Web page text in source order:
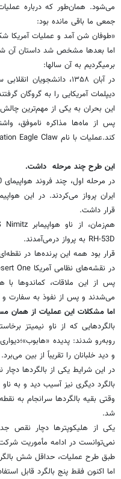
می‌شود. همان‌طور که درباره
جمعی ما باقی مانده بود:
«طوفان شن آمد و عملیات آمریکا
اما بعدها مشخص شد داستان آن
برمیگردیم به آن سالها:
دیپلمات آمریکایی را به گروگان
این بحران به یکی از مهم‌ترین
پس از ماه‌ها مذاکره ناموفق،
کند.عملیات با نام Operation Eagle Claw طراحی شد؛ «پنجه عقاب».
این طرح چند مرحله داشت.
ایران پرواز می‌کردند. در این
قرار داشت.
RH‑53D به پرواز درمی‌آمدند.
قرار بود همه این پرنده‌ها در
در نقشه‌های نظامی آمریکا Desert One نام گرفته بود.
پس از این ملاقات، کماندوها با
می‌شدند و پس از نفوذ به سفارت و
اما مشکلات این عملیات از همان
بالگردهایی که از ناو نیمیتز
روبه‌رو شدند: پدیده
و دید خلبانان را تقریباً از بین می‌برد.
در این شرایط یکی از بالگردها
بالگرد دیگری نیز آسیب دید و به
وقتی بقیه بالگردها سرانجام به
شد.
یکی از هلیکوپترها دچار نقص
نمی‌توانست در ادامه مأموریت
طبق طرح عملیات، حداقل شش بالگرد
اما اکنون فقط پنج بالگرد قابل